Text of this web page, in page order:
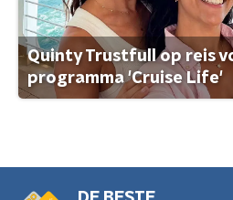
Quinty Trustfull op reis
programma 'Cruise Life'